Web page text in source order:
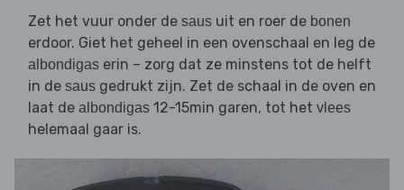
Zet het vuur onder de saus uit en roer de bonen
erdoor. Giet het geheel in een ovenschaal en leg de
albondigas erin – zorg dat ze minstens tot de helft
in de saus gedrukt zijn. Zet de schaal in de oven en
laat de albondigas 12-15min garen, tot het vlees
helemaal gaar is.